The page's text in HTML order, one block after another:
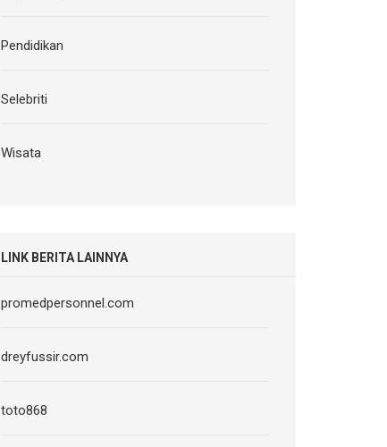
Pendidikan
Selebriti
Wisata
LINK BERITA LAINNYA
promedpersonnel.com
dreyfussir.com
toto868